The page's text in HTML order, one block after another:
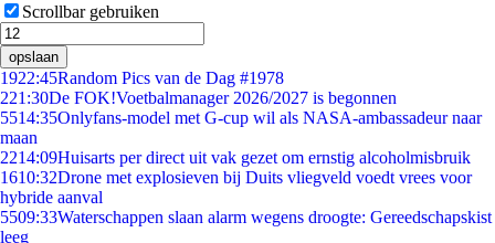
Scrollbar gebruiken
opslaan
1922:45Random Pics van de Dag #1978
221:30De FOK!Voetbalmanager 2026/2027 is begonnen
5514:35Onlyfans-model met G-cup wil als NASA-ambassadeur naar
maan
2214:09Huisarts per direct uit vak gezet om ernstig alcoholmisbruik
1610:32Drone met explosieven bij Duits vliegveld voedt vrees voor
hybride aanval
5509:33Waterschappen slaan alarm wegens droogte: Gereedschapskist
leeg